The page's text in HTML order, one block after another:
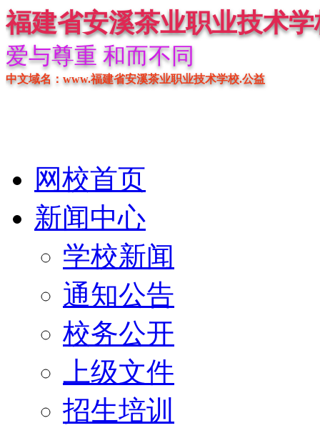
福建省安溪茶业职业技术学
爱与尊重 和而不同
中文域名：www.福建省安溪茶业职业技术学校.公益
网校首页
新闻中心
学校新闻
通知公告
校务公开
上级文件
招生培训